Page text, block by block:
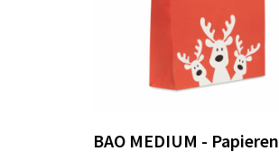
BAO MEDIUM - Papieren